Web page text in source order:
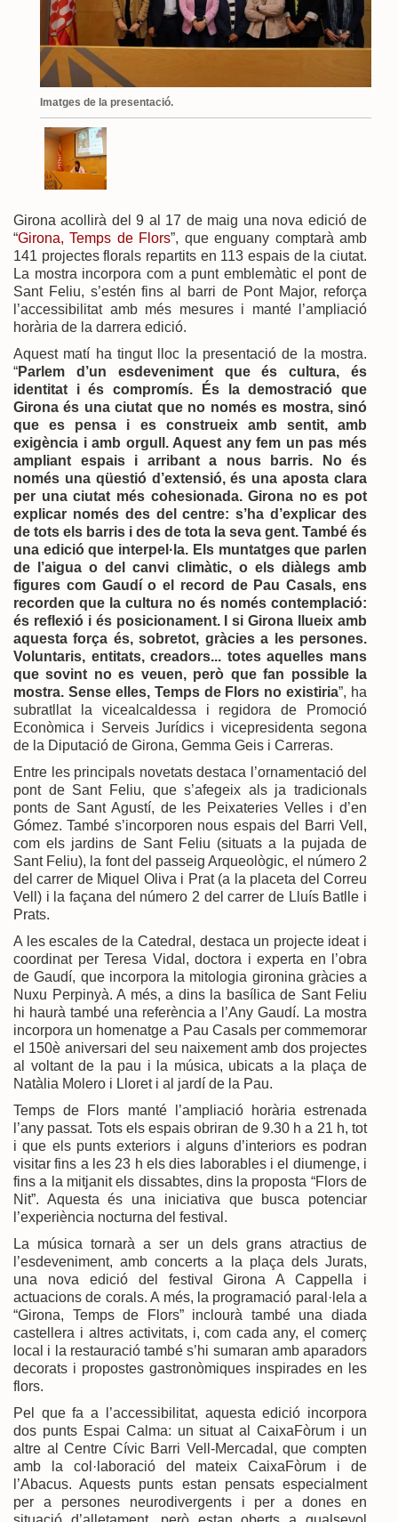
Imatges de la presentació.
Girona acollirà del 9 al 17 de maig una nova edició de
“Girona, Temps de Flors”, que enguany comptarà amb
141 projectes florals repartits en 113 espais de la ciutat.
La mostra incorpora com a punt emblemàtic el pont de
Sant Feliu, s’estén fins al barri de Pont Major, reforça
l’accessibilitat amb més mesures i manté l’ampliació
horària de la darrera edició.
Aquest matí ha tingut lloc la presentació de la mostra.
“Parlem d’un esdeveniment que és cultura, és
identitat i és compromís. És la demostració que
Girona és una ciutat que no només es mostra, sinó
que es pensa i es construeix amb sentit, amb
exigència i amb orgull. Aquest any fem un pas més
ampliant espais i arribant a nous barris. No és
només una qüestió d’extensió, és una aposta clara
per una ciutat més cohesionada. Girona no es pot
explicar només des del centre: s’ha d’explicar des
de tots els barris i des de tota la seva gent. També és
una edició que interpel·la. Els muntatges que parlen
de l’aigua o del canvi climàtic, o els diàlegs amb
figures com Gaudí o el record de Pau Casals, ens
recorden que la cultura no és només contemplació:
és reflexió i és posicionament. I si Girona llueix amb
aquesta força és, sobretot, gràcies a les persones.
Voluntaris, entitats, creadors... totes aquelles mans
que sovint no es veuen, però que fan possible la
mostra. Sense elles, Temps de Flors no existiria”, ha
subratllat la vicealcaldessa i regidora de Promoció
Econòmica i Serveis Jurídics i vicepresidenta segona
de la Diputació de Girona, Gemma Geis i Carreras.
Entre les principals novetats destaca l’ornamentació del
pont de Sant Feliu, que s’afegeix als ja tradicionals
ponts de Sant Agustí, de les Peixateries Velles i d’en
Gómez. També s’incorporen nous espais del Barri Vell,
com els jardins de Sant Feliu (situats a la pujada de
Sant Feliu), la font del passeig Arqueològic, el número 2
del carrer de Miquel Oliva i Prat (a la placeta del Correu
Vell) i la façana del número 2 del carrer de Lluís Batlle i
Prats.
A les escales de la Catedral, destaca un projecte ideat i
coordinat per Teresa Vidal, doctora i experta en l’obra
de Gaudí, que incorpora la mitologia gironina gràcies a
Nuxu Perpinyà. A més, a dins la basílica de Sant Feliu
hi haurà també una referència a l’Any Gaudí. La mostra
incorpora un homenatge a Pau Casals per commemorar
el 150è aniversari del seu naixement amb dos projectes
al voltant de la pau i la música, ubicats a la plaça de
Natàlia Molero i Lloret i al jardí de la Pau.
Temps de Flors manté l’ampliació horària estrenada
l’any passat. Tots els espais obriran de 9.30 h a 21 h, tot
i que els punts exteriors i alguns d’interiors es podran
visitar fins a les 23 h els dies laborables i el diumenge, i
fins a la mitjanit els dissabtes, dins la proposta “Flors de
Nit”. Aquesta és una iniciativa que busca potenciar
l’experiència nocturna del festival.
La música tornarà a ser un dels grans atractius de
l’esdeveniment, amb concerts a la plaça dels Jurats,
una nova edició del festival Girona A Cappella i
actuacions de corals. A més, la programació paral·lela a
“Girona, Temps de Flors” inclourà també una diada
castellera i altres activitats, i, com cada any, el comerç
local i la restauració també s’hi sumaran amb aparadors
decorats i propostes gastronòmiques inspirades en les
flors.
Pel que fa a l’accessibilitat, aquesta edició incorpora
dos punts Espai Calma: un situat al CaixaFòrum i un
altre al Centre Cívic Barri Vell-Mercadal, que compten
amb la col·laboració del mateix CaixaFòrum i de
l’Abacus. Aquests punts estan pensats especialment
per a persones neurodivergents i per a dones en